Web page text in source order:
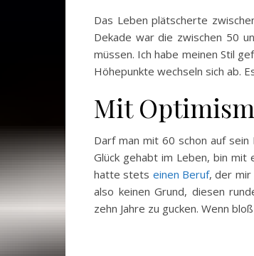
Das Leben plätscherte
Dekade war die zwischen 50
müssen. Ich habe meinen Stil
Höhepunkte wechseln sich ab.
Mit
Darf man mit 60 schon auf sein
Glück gehabt im Leben, bin
hatte stets einen Beruf, der mir
also keinen Grund, diesen
zehn Jahre zu gucken. Wenn